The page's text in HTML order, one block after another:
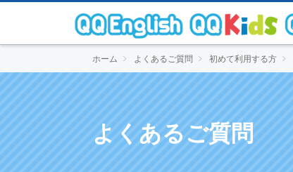
ホーム よくあるご質問 初めて利用する方
よくあるご質問